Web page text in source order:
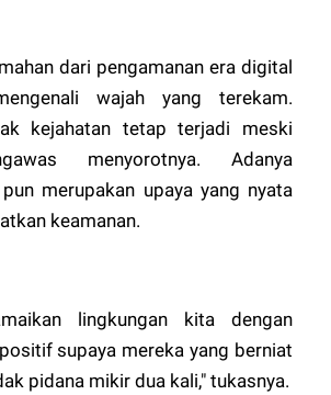
dari pengamanan era digital
wajah yang terekam.
kejahatan tetap terjadi meski
menyorotnya. Adanya
merupakan upaya yang nyata
keamanan.
lingkungan kita dengan
supaya mereka yang berniat
pidana mikir dua kali," tukasnya.